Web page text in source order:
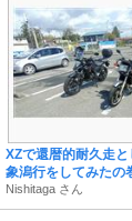
XZで還暦的耐久走と
象潟行をしてみたの
Nishitaga さん